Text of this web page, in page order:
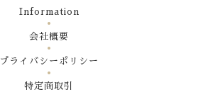
Information
会社概要
プライバシーポリシー
特定商取引